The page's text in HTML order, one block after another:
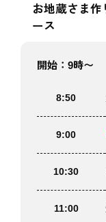
お地蔵さま作
ース
開始：9時〜
8:50
9:00
10:30
11:00